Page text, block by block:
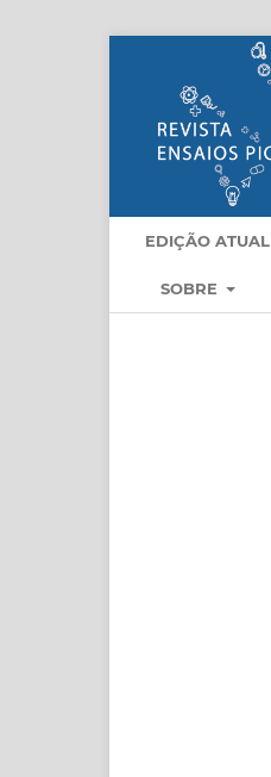
EDIÇÃO ATUAL
SOBRE